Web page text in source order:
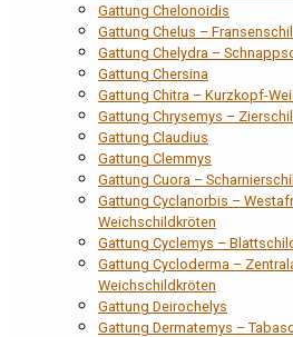
Gattung Chelonoidis
Gattung Chelus –
Gattung Chelydra –
Gattung Chersina
Gattung Chitra – Kurzkopf-
Gattung Chrysemys –
Gattung Claudius
Gattung Clemmys
Gattung Cuora –
Gattung Cyclanorbis –
Weichschildkröten
Gattung Cyclemys –
Gattung Cycloderma –
Weichschildkröten
Gattung Deirochelys
Gattung Dermatemys –